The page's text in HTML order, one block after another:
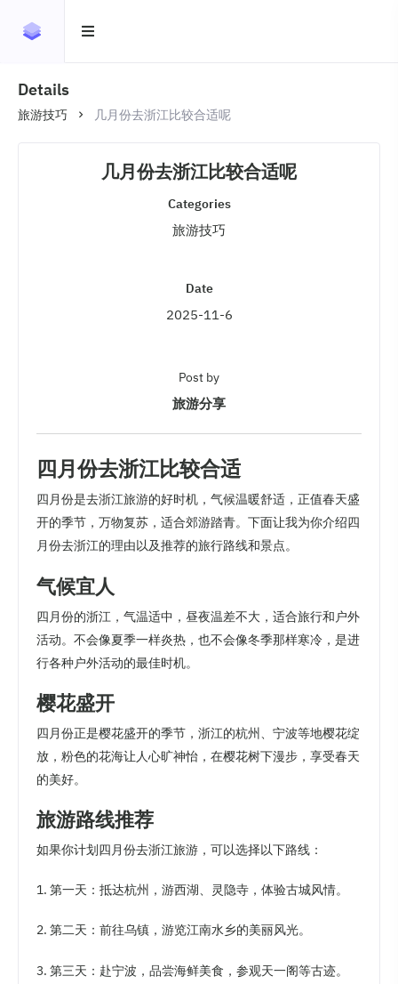
Details
旅游技巧 几月份去浙江比较合适呢
几月份去浙江比较合适呢
Categories
旅游技巧
Date
2025-11-6
Post by
旅游分享
四月份去浙江比较合适
四月份是去浙江旅游的好时机，气候温暖舒适，正值春天盛
开的季节，万物复苏，适合郊游踏青。下面让我为你介绍四
月份去浙江的理由以及推荐的旅行路线和景点。
气候宜人
四月份的浙江，气温适中，昼夜温差不大，适合旅行和户外
活动。不会像夏季一样炎热，也不会像冬季那样寒冷，是进
行各种户外活动的最佳时机。
樱花盛开
四月份正是樱花盛开的季节，浙江的杭州、宁波等地樱花绽
放，粉色的花海让人心旷神怡，在樱花树下漫步，享受春天
的美好。
旅游路线推荐
如果你计划四月份去浙江旅游，可以选择以下路线：
1. 第一天：抵达杭州，游西湖、灵隐寺，体验古城风情。
2. 第二天：前往乌镇，游览江南水乡的美丽风光。
3. 第三天：赴宁波，品尝海鲜美食，参观天一阁等古迹。